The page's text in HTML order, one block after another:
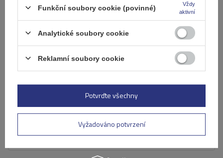
Skládací zámek na kolo 85 cm s rukojetí PROFEX 81640
Produkt dostupný ve velkém množství Již nyní zašleme7. srpna
Přidat
do
košíku
Funkční soubory cookie (povinné)
Vždy
aktivní
Analytické soubory cookie
Reklamní soubory cookie
Vyžadováno potvrzení
Potvrďte všechny